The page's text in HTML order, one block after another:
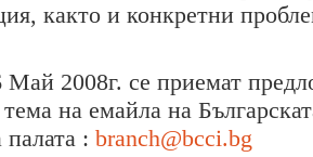
както и конкретни
Май 2008г. се приемат
на емайла на
: branch@bcci.bg